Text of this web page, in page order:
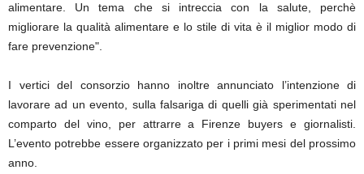
alimentare. Un tema che si intreccia con la salute, perchè
migliorare la qualità alimentare e lo stile di vita è il miglior modo di
fare prevenzione".
I vertici del consorzio hanno inoltre annunciato l’intenzione di
lavorare ad un evento, sulla falsariga di quelli già sperimentati nel
comparto del vino, per attrarre a Firenze buyers e giornalisti.
L’evento potrebbe essere organizzato per i primi mesi del prossimo
anno.